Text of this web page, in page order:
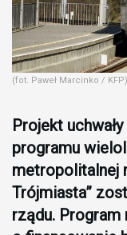
(fot. Paweł Marcinko / KFP)
Projekt
programu
metropolitalnej
Trójmiasta”
rządu. Program